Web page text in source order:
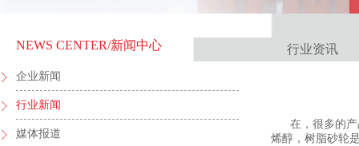
NEWS CENTER/新闻中心
企业新闻
行业新闻
媒体报道
行业资讯
在，很多的产
烯醇，树脂砂轮